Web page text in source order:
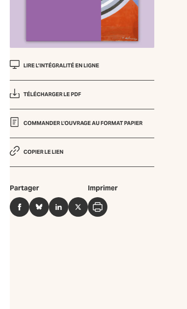
LIRE L’INTÉGRALITÉ EN LIGNE
TÉLÉCHARGER LE PDF
COMMANDER L'OUVRAGE AU FORMAT PAPIER
COPIER LE LIEN
Partager
FacebookBlueSkyLinkedInTwitter
Imprimer
Imprimer